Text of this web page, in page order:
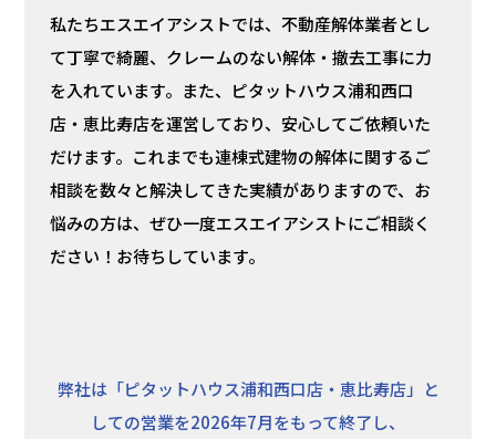
私たちエスエイアシストでは、不動産解体業者とし
て丁寧で綺麗、クレームのない解体・撤去工事に力
を入れています。また、ピタットハウス浦和西口
店・恵比寿店を運営しており、安心してご依頼いた
だけます。これまでも連棟式建物の解体に関するご
相談を数々と解決してきた実績がありますので、お
悩みの方は、ぜひ一度エスエイアシストにご相談く
ださい！お待ちしています。
弊社は「ピタットハウス浦和西口店・恵比寿店」と
しての営業を2026年7月をもって終了し、